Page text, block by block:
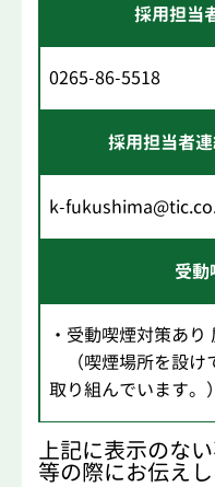
採用担当
0265-86-5518
採用担当者
k-
受動
・受動喫煙対策あり
（喫煙場所を設け
取り組んでいます。）
上記に表示のな
等の際にお伝えし